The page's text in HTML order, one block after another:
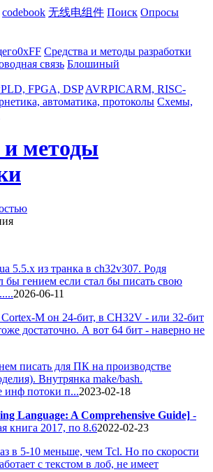
codebook 无线电组件 Поиск Опросы
0xFF Средства и методы разработки
связь Блошиный
PLD, FPGA, DSP AVRPICARM, RISC-
автоматика, протоколы Схемы,
и методы
5.5.x из транка в ch32v307. Родя
гением если стал бы писать свою
2026-06-11
Cortex-M он 24-бит, в CH32V - или 32-бит
достаточно. А вот 64 бит - наверно не
писать для ПК на производстве
Внутрянка make/bash.
инф потоки п...2023-02-18
Language: A Comprehensive Guide] -
книга 2017, по 8.62022-02-23
в 5-10 меньше, чем Tcl. Но по скорости
с текстом в лоб, не имеет